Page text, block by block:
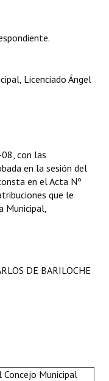
Licenciado Ángel
con las
en la sesión del
en el Acta Nº
que le
Municipal,
DE BARILOCHE
Municipal